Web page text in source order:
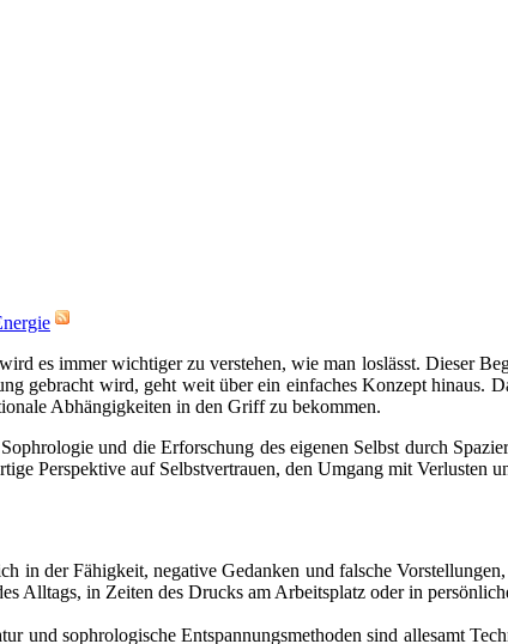
es immer wichtiger zu verstehen, wie man loslässt. Dieser
gebracht wird, geht weit über ein einfaches Konzept hinaus.
Abhängigkeiten in den Griff zu bekommen.
und die Erforschung des eigenen Selbst durch
Perspektive auf Selbstvertrauen, den Umgang mit
in der Fähigkeit, negative Gedanken und falsche
Alltags, in Zeiten des Drucks am Arbeitsplatz oder in
und sophrologische Entspannungsmethoden sind allesamt